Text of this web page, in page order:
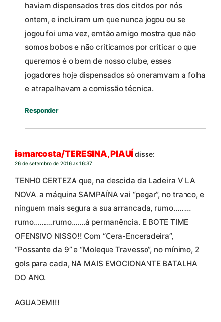
haviam dispensados tres dos citdos por nós
ontem, e incluiram um que nunca jogou ou se
jogou foi uma vez, emtão amigo mostra que não
somos bobos e não criticamos por criticar o que
queremos é o bem de nosso clube, esses
jogadores hoje dispensados só oneramvam a folha
e atrapalhavam a comissão técnica.
Responder
ismarcosta/TERESINA, PIAUÍdisse:
26 de setembro de 2016 às 16:37
TENHO CERTEZA que, na descida da Ladeira VILA
NOVA, a máquina SAMPAÍNA vai “pegar”, no tranco, e
ninguém mais segura a sua arrancada, rumo………
rumo……….rumo…….à permanência. E BOTE TIME
OFENSIVO NISSO!! Com “Cera-Enceradeira”,
“Possante da 9” e “Moleque Travesso”, no mínimo, 2
gols para cada, NA MAIS EMOCIONANTE BATALHA
DO ANO.
AGUADEM!!!